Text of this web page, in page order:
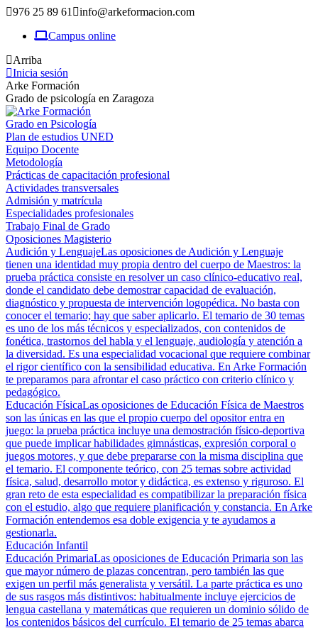
976 25 89 61
info@arkeformacion.com
Campus online
Arriba
Inicia sesión
Arke Formación
Grado de psicología en Zaragoza
Grado en Psicología
Plan de estudios UNED
Equipo Docente
Metodología
Prácticas de capacitación profesional
Actividades transversales
Admisión y matrícula
Especialidades profesionales
Trabajo Final de Grado
Oposiciones Magisterio
Audición y LenguajeLas oposiciones de Audición y Lenguaje
tienen una identidad muy propia dentro del cuerpo de Maestros: la
prueba práctica consiste en resolver un caso clínico-educativo real,
donde el candidato debe demostrar capacidad de evaluación,
diagnóstico y propuesta de intervención logopédica. No basta con
conocer el temario; hay que saber aplicarlo. El temario de 30 temas
es uno de los más técnicos y especializados, con contenidos de
fonética, trastornos del habla y el lenguaje, audiología y atención a
la diversidad. Es una especialidad vocacional que requiere combinar
el rigor científico con la sensibilidad educativa. En Arke Formación
te preparamos para afrontar el caso práctico con criterio clínico y
pedagógico.
Educación FísicaLas oposiciones de Educación Física de Maestros
son las únicas en las que el propio cuerpo del opositor entra en
juego: la prueba práctica incluye una demostración físico-deportiva
que puede implicar habilidades gimnásticas, expresión corporal o
juegos motores, y que debe prepararse con la misma disciplina que
el temario. El componente teórico, con 25 temas sobre actividad
física, salud, desarrollo motor y didáctica, es extenso y riguroso. El
gran reto de esta especialidad es compatibilizar la preparación física
con el estudio, algo que requiere planificación y constancia. En Arke
Formación entendemos esa doble exigencia y te ayudamos a
gestionarla.
Educación Infantil
Educación PrimariaLas oposiciones de Educación Primaria son las
que mayor número de plazas concentran, pero también las que
exigen un perfil más generalista y versátil. La parte práctica es uno
de sus rasgos más distintivos: habitualmente incluye ejercicios de
lengua castellana y matemáticas que requieren un dominio sólido de
los contenidos básicos del currículo. El temario de 25 temas abarca